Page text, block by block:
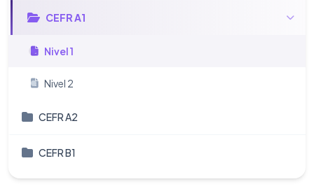
CEFR A1
Nivel 1
Nivel 2
CEFR A2
CEFR B1